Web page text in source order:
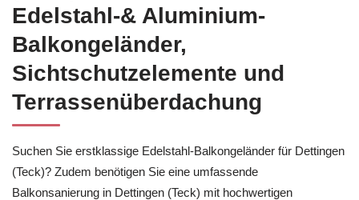
Edelstahl-& Aluminium-
Balkongeländer,
Sichtschutzelemente und
Terrassenüberdachung
Suchen Sie erstklassige Edelstahl-Balkongeländer für Dettingen
(Teck)? Zudem benötigen Sie eine umfassende
Balkonsanierung in Dettingen (Teck) mit hochwertigen